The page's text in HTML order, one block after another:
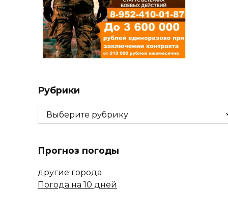
Рубрики
Рубрики
Прогноз погоды
другие города
Погода на 10 дней